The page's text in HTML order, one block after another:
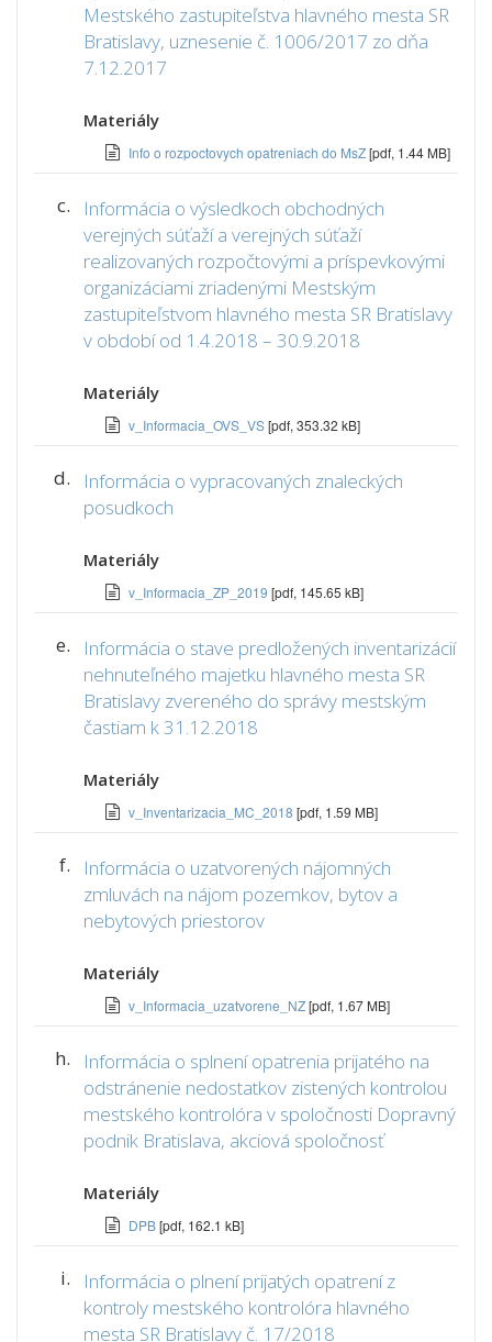
Mestského zastupiteľstva hlavného mesta SR
Bratislavy, uznesenie č. 1006/2017 zo dňa
7.12.2017
Materiály
Info o rozpoctovych opatreniach do MsZ[pdf, 1.44 MB]
c.
Informácia o výsledkoch obchodných
verejných súťaží a verejných súťaží
realizovaných rozpočtovými a príspevkovými
organizáciami zriadenými Mestským
zastupiteľstvom hlavného mesta SR Bratislavy
v období od 1.4.2018 – 30.9.2018
Materiály
v_Informacia_OVS_VS[pdf, 353.32 kB]
d.
Informácia o vypracovaných znaleckých
posudkoch
Materiály
v_Informacia_ZP_2019 [pdf, 145.65 kB]
e.
Informácia o stave predložených inventarizácií
nehnuteľného majetku hlavného mesta SR
Bratislavy zvereného do správy mestským
častiam k 31.12.2018
Materiály
v_Inventarizacia_MC_2018 [pdf, 1.59 MB]
f.
Informácia o uzatvorených nájomných
zmluvách na nájom pozemkov, bytov a
nebytových priestorov
Materiály
v_Informacia_uzatvorene_NZ[pdf, 1.67 MB]
h.
Informácia o splnení opatrenia prijatého na
odstránenie nedostatkov zistených kontrolou
mestského kontrolóra v spoločnosti Dopravný
podnik Bratislava, akciová spoločnosť
Materiály
DPB[pdf, 162.1 kB]
i.
Informácia o plnení prijatých opatrení z
kontroly mestského kontrolóra hlavného
mesta SR Bratislavy č. 17/2018